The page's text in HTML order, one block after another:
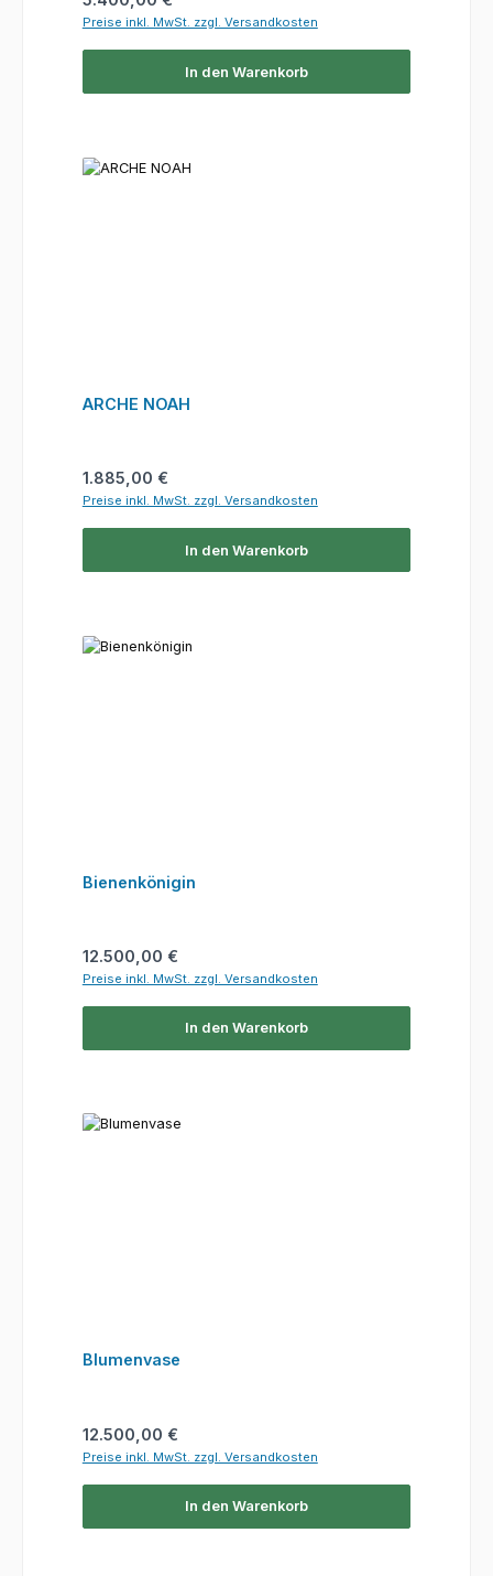
Preise inkl. MwSt. zzgl. Versandkosten
In den Warenkorb
ARCHE NOAH
Regulärer Preis:
1.885,00 €
Preise inkl. MwSt. zzgl. Versandkosten
In den Warenkorb
Bienenkönigin
Regulärer Preis:
12.500,00 €
Preise inkl. MwSt. zzgl. Versandkosten
In den Warenkorb
Blumenvase
Regulärer Preis:
12.500,00 €
Preise inkl. MwSt. zzgl. Versandkosten
In den Warenkorb